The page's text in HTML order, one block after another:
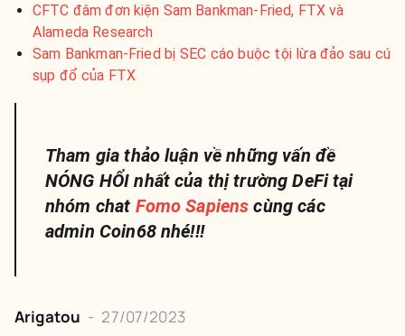
CFTC đâm đơn kiện Sam Bankman-Fried, FTX và
Alameda Research
Sam Bankman-Fried bị SEC cáo buộc tội lừa đảo sau cú
sụp đổ của FTX
Tham gia thảo luận về những vấn đề
NÓNG HỔI nhất của thị trường DeFi tại
nhóm chat Fomo Sapiens cùng các
admin Coin68 nhé!!!
Arigatou - 27/07/2023